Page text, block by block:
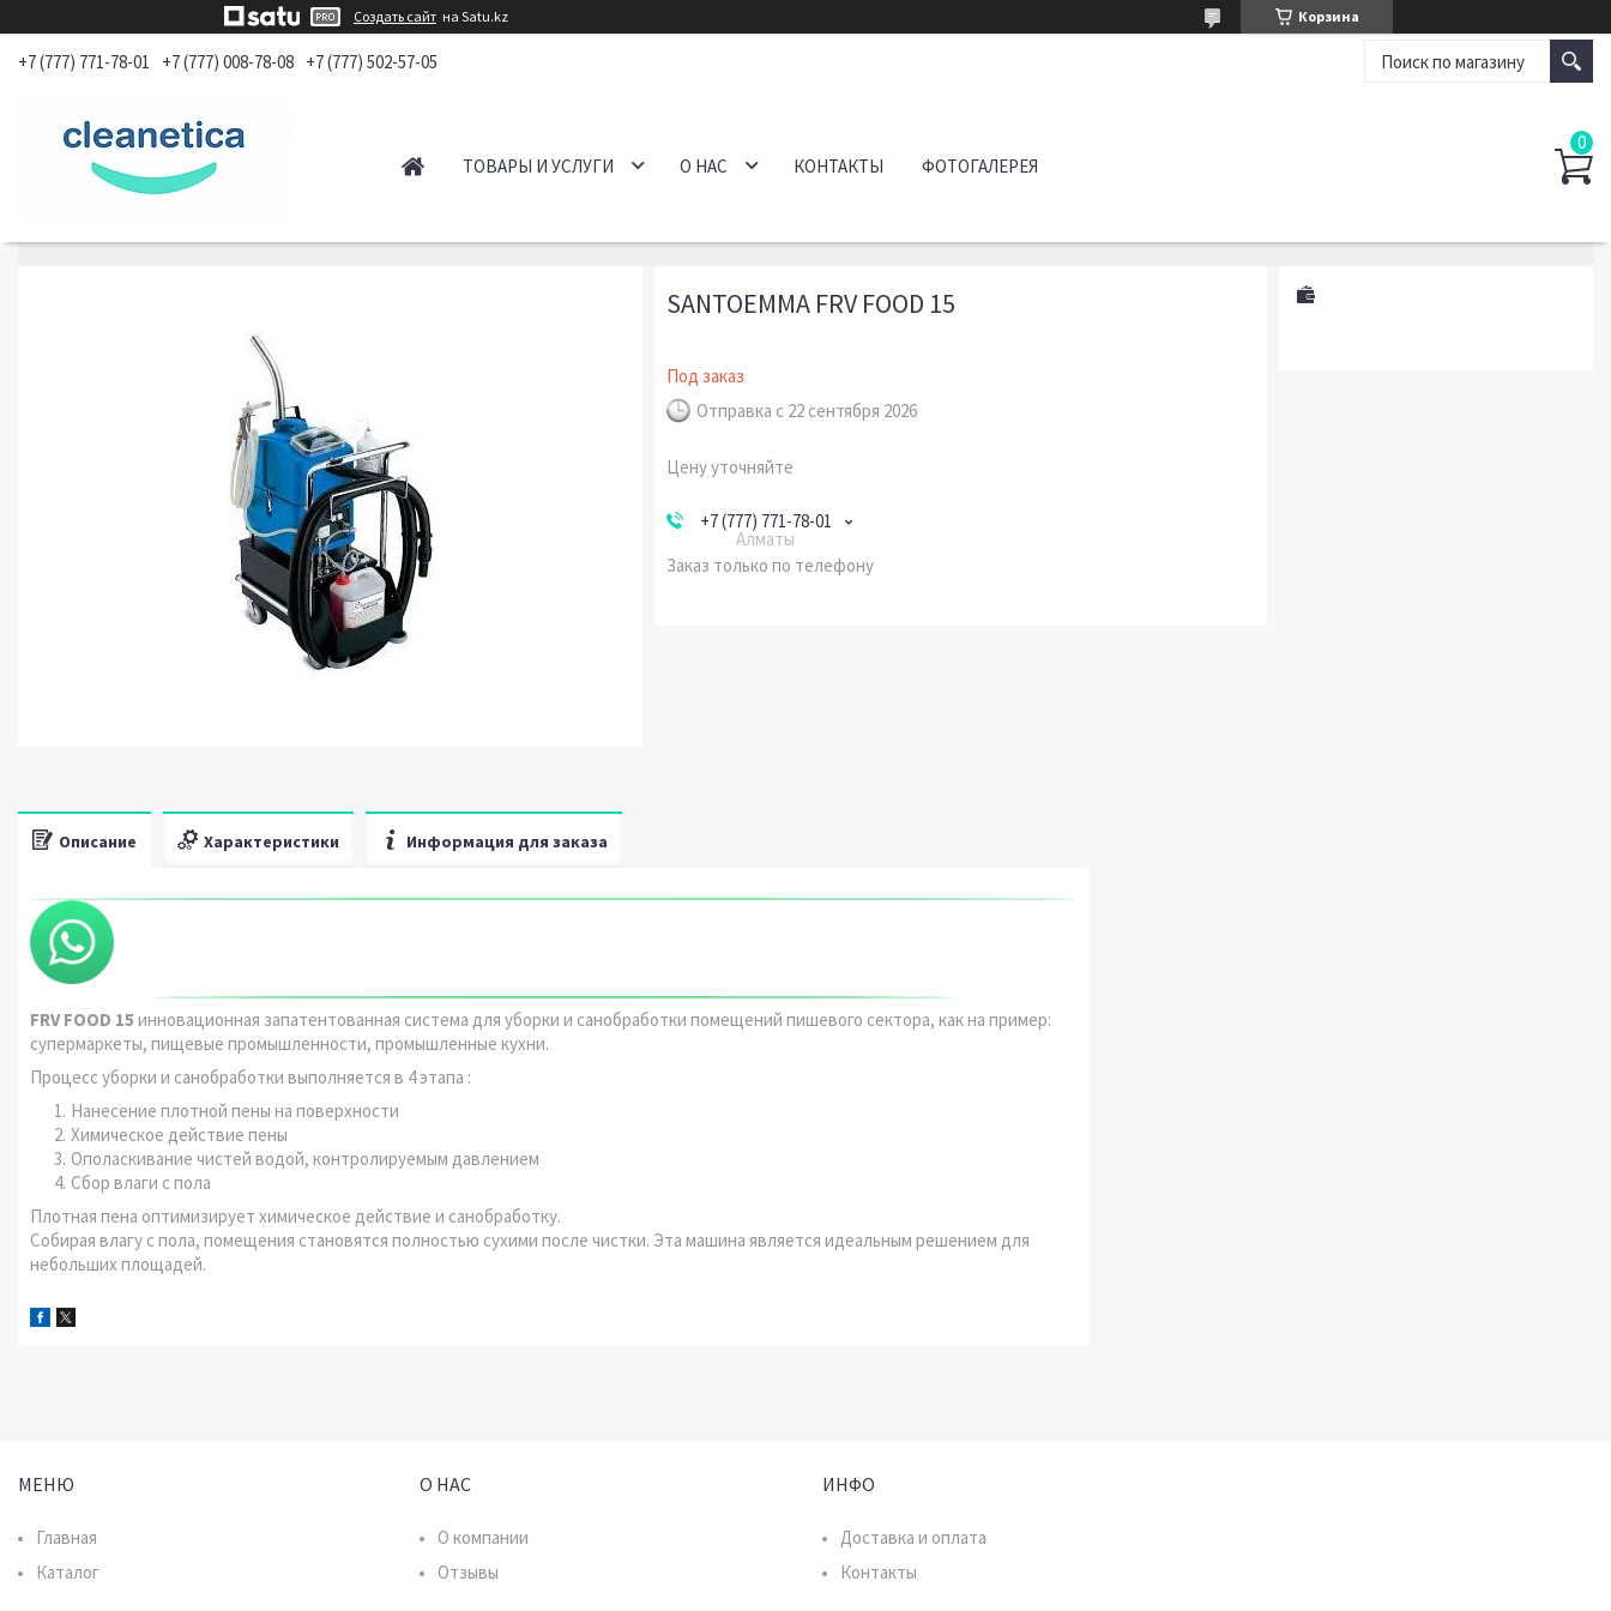
Создать сайт на Satu.kz Корзина
+7 (777) 771-78-01 +7 (777) 008-78-08 +7 (777) 502-57-05
ТОВАРЫ И УСЛУГИ О НАС КОНТАКТЫ ФОТОГАЛЕРЕЯ
SANTOEMMA FRV FOOD 15
Под заказ
Отправка с 22 сентября 2026
Цену уточняйте
+7 (777) 771-78-01
Алматы
Заказ только по телефону
Описание Характеристики Информация для заказа
FRV FOOD 15 инновационная запатентованная система для уборки и санобработки помещений пишевого сектора, как на пример:
супермаркеты, пищевые промышленности, промышленные кухни.
Процесс уборки и санобработки выполняется в 4 этапа :
Нанесение плотной пены на поверхности
Химическое действие пены
Ополаскивание чистей водой, контролируемым давлением
Сбор влаги с пола
Плотная пена оптимизирует химическое действие и санобработку.
Собирая влагу с пола, помещения становятся полностью сухими после чистки. Эта машина является идеальным решением для
небольших площадей.
МЕНЮ
Главная
Каталог
О НАС
О компании
Отзывы
ИНФО
Доставка и оплата
Контакты